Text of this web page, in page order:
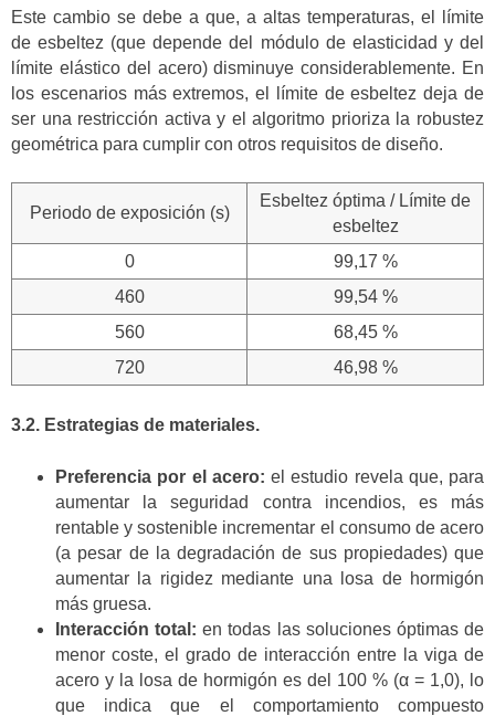
Este cambio se debe a que, a altas temperaturas, el límite
de esbeltez (que depende del módulo de elasticidad y del
límite elástico del acero) disminuye considerablemente. En
los escenarios más extremos, el límite de esbeltez deja de
ser una restricción activa y el algoritmo prioriza la robustez
geométrica para cumplir con otros requisitos de diseño.
Periodo de exposición (s)
Esbeltez óptima / Límite de
esbeltez
0
99,17 %
460
99,54 %
560
68,45 %
720
46,98 %
3.2. Estrategias de materiales.
Preferencia por el acero: el estudio revela que, para
aumentar la seguridad contra incendios, es más
rentable y sostenible incrementar el consumo de acero
(a pesar de la degradación de sus propiedades) que
aumentar la rigidez mediante una losa de hormigón
más gruesa.
Interacción total: en todas las soluciones óptimas de
menor coste, el grado de interacción entre la viga de
acero y la losa de hormigón es del 100 % (α = 1,0), lo
que indica que el comportamiento compuesto